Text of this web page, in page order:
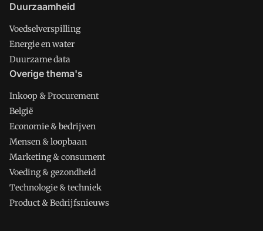
Duurzaamheid
Voedselverspilling
Energie en water
Duurzame data
Overige thema's
Inkoop & Procurement
België
Economie & bedrijven
Mensen & loopbaan
Marketing & consument
Voeding & gezondheid
Technologie & techniek
Product & Bedrijfsnieuws